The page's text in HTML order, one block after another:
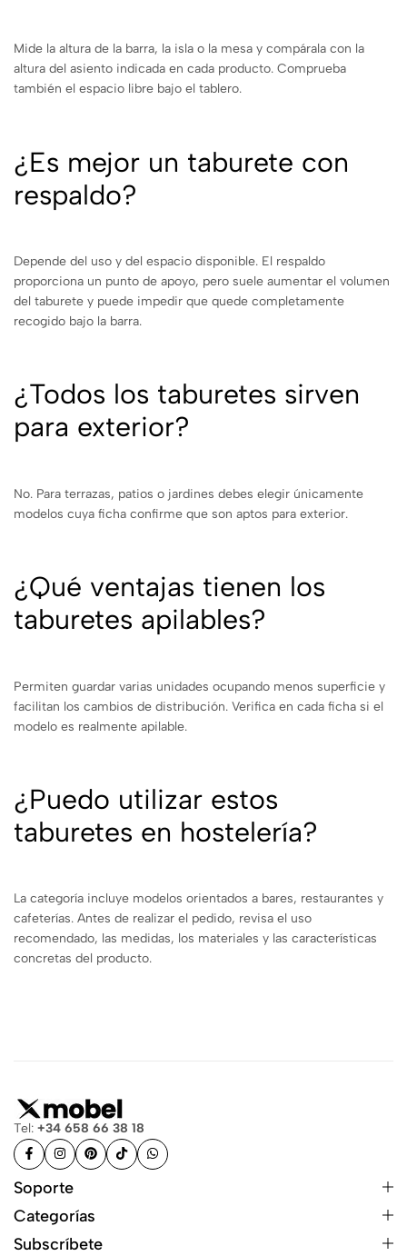
Mide la altura de la barra, la isla o la mesa y compárala con la
altura del asiento indicada en cada producto. Comprueba
también el espacio libre bajo el tablero.
¿Es mejor un taburete con
respaldo?
Depende del uso y del espacio disponible. El respaldo
proporciona un punto de apoyo, pero suele aumentar el volumen
del taburete y puede impedir que quede completamente
recogido bajo la barra.
¿Todos los taburetes sirven
para exterior?
No. Para terrazas, patios o jardines debes elegir únicamente
modelos cuya ficha confirme que son aptos para exterior.
¿Qué ventajas tienen los
taburetes apilables?
Permiten guardar varias unidades ocupando menos superficie y
facilitan los cambios de distribución. Verifica en cada ficha si el
modelo es realmente apilable.
¿Puedo utilizar estos
taburetes en hostelería?
La categoría incluye modelos orientados a bares, restaurantes y
cafeterías. Antes de realizar el pedido, revisa el uso
recomendado, las medidas, los materiales y las características
concretas del producto.
Tel: +34 658 66 38 18
Soporte
Categorías
Subscríbete